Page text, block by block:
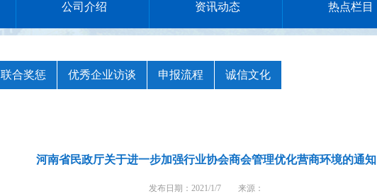
公司介绍 资讯动态 热点栏目
联合奖惩 优秀企业访谈 申报流程 诚信文化
河南省民政厅关于进一步加强行业协会商会管理优化营商环境的通知
发布日期：2021/1/7 来源：